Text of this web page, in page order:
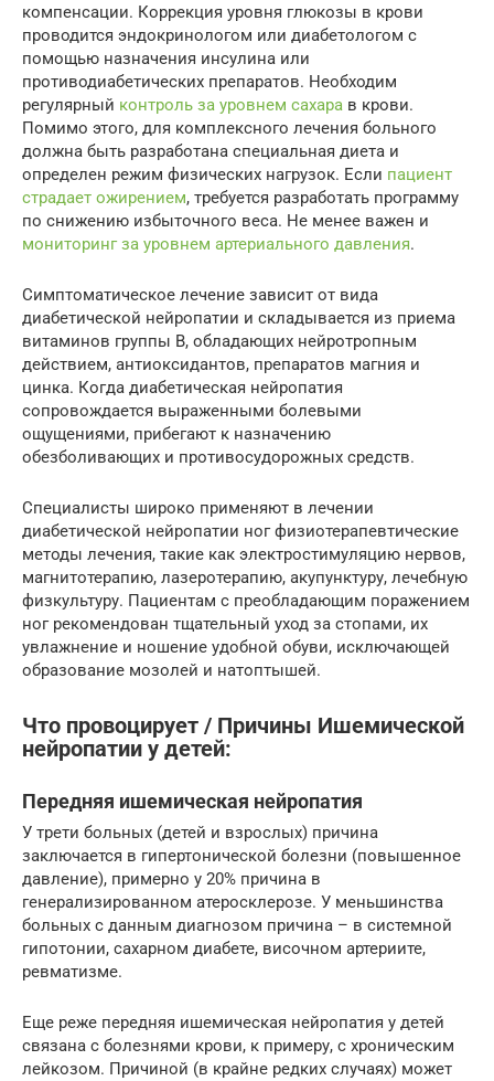
компенсации. Коррекция уровня глюкозы в крови
проводится эндокринологом или диабетологом с
помощью назначения инсулина или
противодиабетических препаратов. Необходим
регулярный контроль за уровнем сахара в крови.
Помимо этого, для комплексного лечения больного
должна быть разработана специальная диета и
определен режим физических нагрузок. Если пациент
страдает ожирением, требуется разработать программу
по снижению избыточного веса. Не менее важен и
мониторинг за уровнем артериального давления.
Симптоматическое лечение зависит от вида
диабетической нейропатии и складывается из приема
витаминов группы В, обладающих нейротропным
действием, антиоксидантов, препаратов магния и
цинка. Когда диабетическая нейропатия
сопровождается выраженными болевыми
ощущениями, прибегают к назначению
обезболивающих и противосудорожных средств.
Специалисты широко применяют в лечении
диабетической нейропатии ног физиотерапевтические
методы лечения, такие как электростимуляцию нервов,
магнитотерапию, лазеротерапию, акупунктуру, лечебную
физкультуру. Пациентам с преобладающим поражением
ног рекомендован тщательный уход за стопами, их
увлажнение и ношение удобной обуви, исключающей
образование мозолей и натоптышей.
Что провоцирует / Причины Ишемической
нейропатии у детей:
Передняя ишемическая нейропатия
У трети больных (детей и взрослых) причина
заключается в гипертонической болезни (повышенное
давление), примерно у 20% причина в
генерализированном атеросклерозе. У меньшинства
больных с данным диагнозом причина – в системной
гипотонии, сахарном диабете, височном артериите,
ревматизме.
Еще реже передняя ишемическая нейропатия у детей
связана с болезнями крови, к примеру, с хроническим
лейкозом. Причиной (в крайне редких случаях) может